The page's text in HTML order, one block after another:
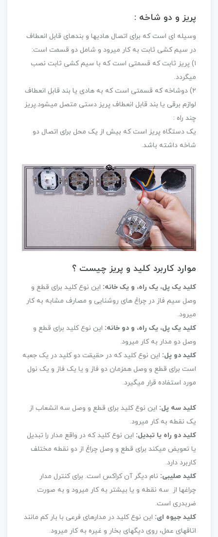
پریز و دو شاخه :
وسیله ای است که برای اتصال هادیها و بندهای قابل انعطاف
در سیم کشی ثابت به کار میرود و شامل دو قسمت است:
۱) پریز ثابت که قسمتی است که با سیم کشی ثابت نصب
میگردد.
۲) دوشاخه که قسمتی است که به هادی یا بند قابل انعطاف
لوازم برقی یا بند قابل انعطاف پریز دستی متصل میشود.پریز
چند راه :
یک دستگاه پریز است که بیش از یک محل برای اتصال دو
شاخه داشته باشد.
موارد کاربرد کلید و پریز چیست ؟
کلید یک پل، یک راه، و یک خانه: این نوع کلید برای قطع و
وصل سیم فاز در چراغ های روشنایی و مصارف مشابه به کار
میرود.
کلید یک پل، یک راه، و دو خانه: این نوع کلید برای قطع و
وصل دو مدار به کار میرود.
کلید دو پل: این نوع کلید که در حقیقت دو کلید در یک جعبه
است برای قطع و وصل همزمان دو فاز و یا یک فاز و یک نول
مورد استفاده قرار میگیرد.
کلید سه پل: این نوع کلید برای قطع و وصل سه انشعاب از
یک نقطه به کار میرود.
کلید دو راه یا تبدیل: این نوع کلید که در واقع مدار را تبدیل
یا تعویض میکند برای قطع و وصل چراغ از دو نقطه مختلف
کاربرد دارد.
کلید صلیبی: نام دیگر آن کراکس است. برای کنترل مدار
چراغها از سه نقطه و یا بیشتر به کار میرود و به صورت
ضربدری است.
کلید جیوه ای: این نوع کلید در مدارهای فرعی با بار کم مانند
اتاقهای عمل، روی دیگهای بخار و غیره به کار میرود.